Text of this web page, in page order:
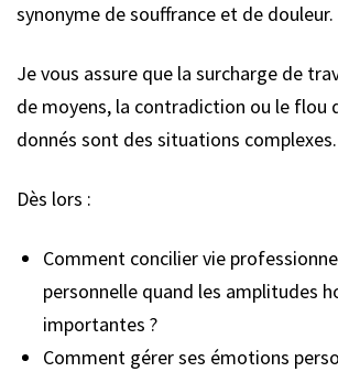
synonyme de souffrance et de douleur.
Je vous assure que la surcharge de
de moyens, la contradiction ou le flou
donnés sont des situations complexes.
Dès lors :
Comment concilier vie
personnelle quand les amplitudes
importantes ?
Comment gérer ses émotions